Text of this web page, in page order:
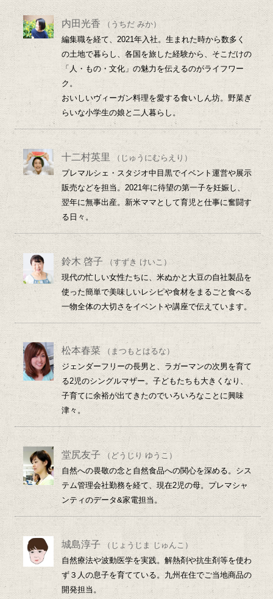
内田光香
（うちだ みか）
編集職を経て、2021年入社。生まれた時から数多く
の土地で暮らし、各国を旅した経験から、そこだけの
「人・もの・文化」の魅力を伝えるのがライフワー
ク。
おいしいヴィーガン料理を愛する食いしん坊。野菜ぎ
らいな小学生の娘と二人暮らし。
十二村英里
（じゅうにむらえり）
プレマルシェ・スタジオ中目黒でイベント運営や展示
販売などを担当。2021年に待望の第一子を妊娠し、
翌年に無事出産。新米ママとして育児と仕事に奮闘す
る日々。
鈴木 啓子
（すずき けいこ）
現代の忙しい女性たちに、米ぬかと大豆の自社製品を
使った簡単で美味しいレシピや食材をまるごと食べる
一物全体の大切さをイベントや講座で伝えています。
松本春菜
（まつもとはるな）
ジェンダーフリーの長男と、ラガーマンの次男を育て
る2児のシングルマザー。子どもたちも大きくなり、
子育てに余裕が出てきたのでいろいろなことに興味
津々。
堂尻友子
（どうじり ゆうこ）
自然への畏敬の念と自然食品への関心を深める。シス
テム管理会社勤務を経て、現在2児の母。プレマシャ
ンティのデータ&家電担当。
城島淳子
（じょうじま じゅんこ）
自然療法や波動医学を実践。解熱剤や抗生剤等を使わ
ず３人の息子を育てている。九州在住でご当地商品の
開発担当。